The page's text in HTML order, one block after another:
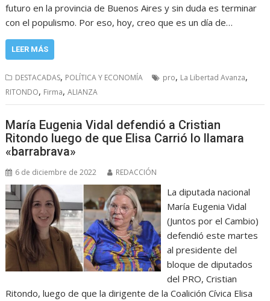
futuro en la provincia de Buenos Aires y sin duda es terminar
con el populismo. Por eso, hoy, creo que es un día de…
LEER MÁS
DESTACADAS, POLÍTICA Y ECONOMÍA pro, La Libertad Avanza,
RITONDO, Firma,ALIANZA
María Eugenia Vidal defendió a Cristian
Ritondo luego de que Elisa Carrió lo llamara
«barrabrava»
6 de diciembre de 2022 REDACCIÓN
La diputada nacional
María Eugenia Vidal
(Juntos por el Cambio)
defendió este martes
al presidente del
bloque de diputados
del PRO, Cristian
Ritondo, luego de que la dirigente de la Coalición Cívica Elisa